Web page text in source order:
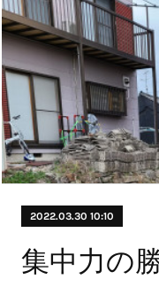
2022.03.30 10:10
集中力の